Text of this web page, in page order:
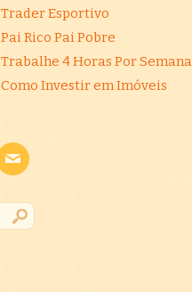
Trader Esportivo
Pai Rico Pai Pobre
Trabalhe 4 Horas Por Semana
Como Investir em Imóveis